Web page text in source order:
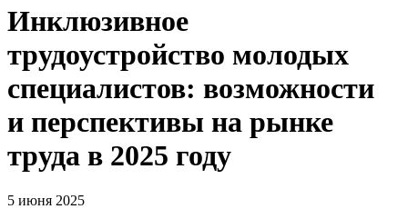
Инклюзивное
трудоустройство молодых
специалистов: возможности
и перспективы на рынке
труда в 2025 году
5 июня 2025